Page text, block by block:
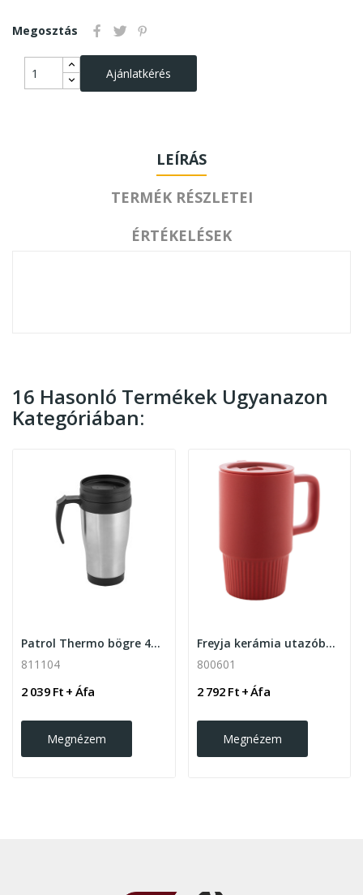
Megosztás
Ajánlatkérés
LEÍRÁS
TERMÉK RÉSZLETEI
ÉRTÉKELÉSEK
16 Hasonló Termékek Ugyanazon
Kategóriában:
Patrol Thermo bögre 450ml, ezüst
811104
2 039 Ft + Áfa
Megnézem
Freyja kerámia utazóbögre 420ml
800601
2 792 Ft + Áfa
Megnézem